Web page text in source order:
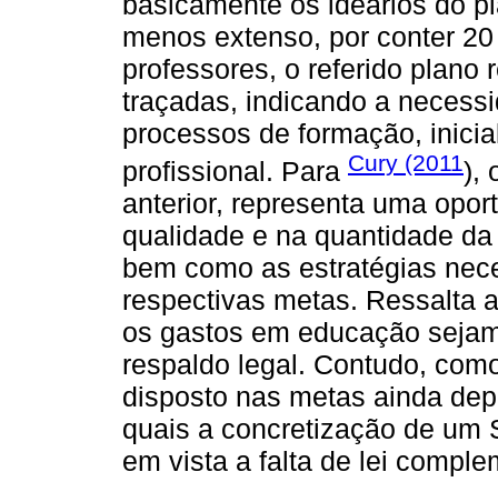
menos extenso, por conter
professores, o referido plano
traçadas, indicando a
processos de formação,
profissional. Para Cury (2011),
anterior, representa uma
qualidade e na quantidade
bem como as estratégias
respectivas metas. Ressalta
os gastos em educação
respaldo legal. Contudo,
disposto nas metas ainda
quais a concretização de um
em vista a falta de lei